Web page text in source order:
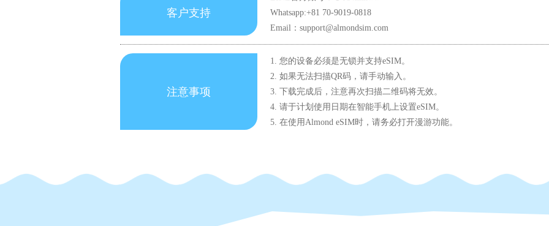
客户支持
Whatsapp:+81 70-9019-0818
Email：support@almondsim.com
注意事项
1. 您的设备必须是无锁并支持eSIM。
2. 如果无法扫描QR码，请手动输入。
3. 下载完成后，注意再次扫描二维码将无效。
4. 请于计划使用日期在智能手机上设置eSIM。
5. 在使用Almond eSIM时，请务必打开漫游功能。